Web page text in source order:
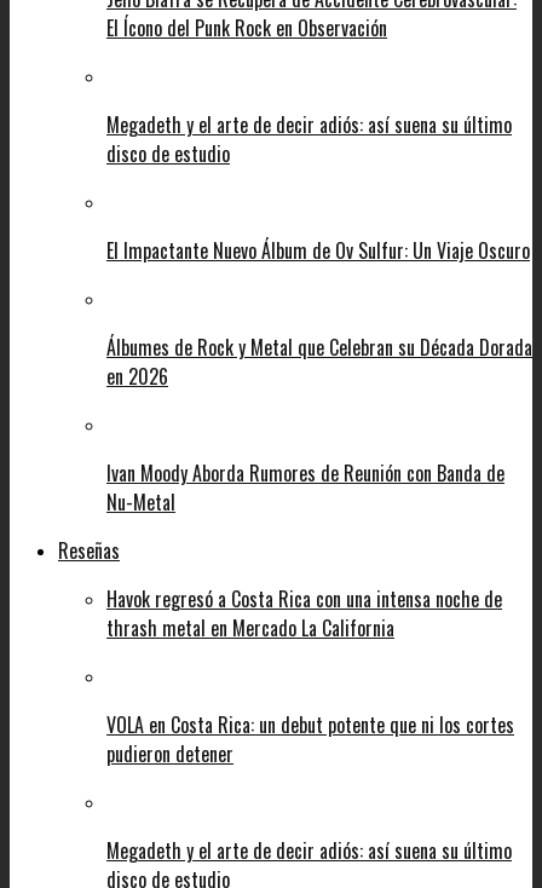
El Ícono del Punk Rock en Observación
Megadeth y el arte de decir adiós: así suena su último
disco de estudio
El Impactante Nuevo Álbum de Ov Sulfur: Un Viaje Oscuro
Álbumes de Rock y Metal que Celebran su Década Dorada
en 2026
Ivan Moody Aborda Rumores de Reunión con Banda de
Nu-Metal
Reseñas
Havok regresó a Costa Rica con una intensa noche de
thrash metal en Mercado La California
VOLA en Costa Rica: un debut potente que ni los cortes
pudieron detener
Megadeth y el arte de decir adiós: así suena su último
disco de estudio